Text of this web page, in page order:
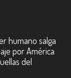
humano salga
por América
del